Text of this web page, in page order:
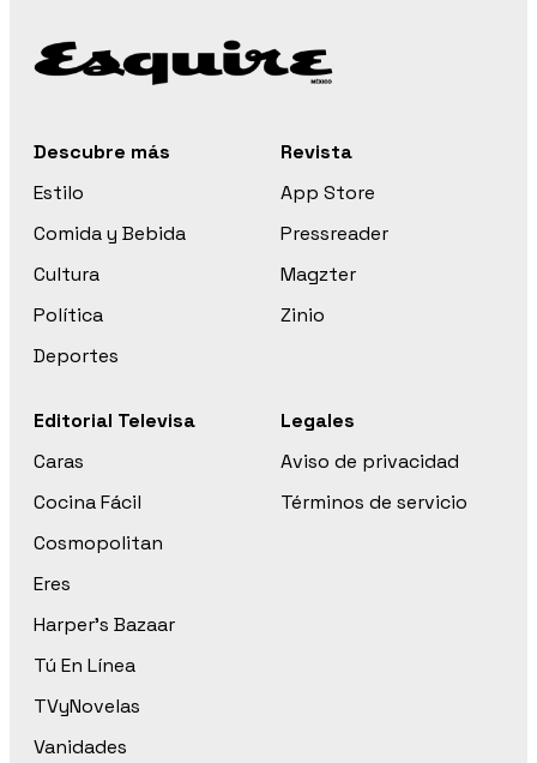
Descubre más
Estilo
Comida y Bebida
Cultura
Política
Deportes
Revista
App Store
Pressreader
Magzter
Zinio
Editorial Televisa
Caras
Cocina Fácil
Cosmopolitan
Eres
Harper’s Bazaar
Tú En Línea
TVyNovelas
Vanidades
Legales
Aviso de privacidad
Términos de servicio